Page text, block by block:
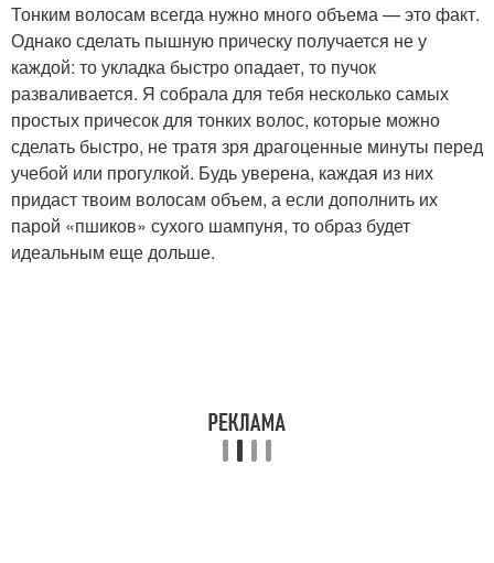
Тонким волосам всегда нужно много объема — это факт.
Однако сделать пышную прическу получается не у
каждой: то укладка быстро опадает, то пучок
разваливается. Я собрала для тебя несколько самых
простых причесок для тонких волос, которые можно
сделать быстро, не тратя зря драгоценные минуты перед
учебой или прогулкой. Будь уверена, каждая из них
придаст твоим волосам объем, а если дополнить их
парой «пшиков» сухого шампуня, то образ будет
идеальным еще дольше.